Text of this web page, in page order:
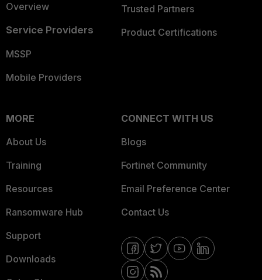
Overview
Service Providers
MSSP
Mobile Providers
Trusted Partners
Product Certifications
MORE
About Us
Training
Resources
Ransomware Hub
Support
Downloads
CONNECT WITH US
Blogs
Fortinet Community
Email Preference Center
Contact Us